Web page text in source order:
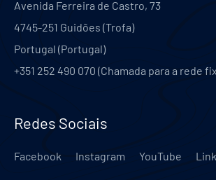
Avenida Ferreira de Castro, 73
4745-251 Guidões (Trofa)
Portugal (Portugal)
+351 252 490 070 (Chamada para a rede
Redes Sociais
Facebook Instagram YouTube